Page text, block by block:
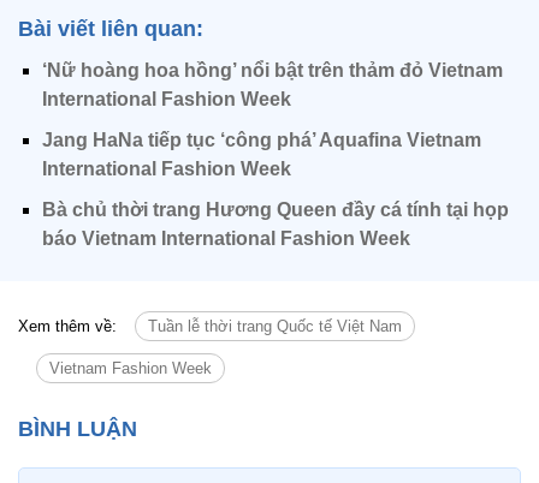
Bài viết liên quan:
‘Nữ hoàng hoa hồng’ nổi bật trên thảm đỏ Vietnam
International Fashion Week
Jang HaNa tiếp tục ‘công phá’ Aquafina Vietnam
International Fashion Week
Bà chủ thời trang Hương Queen đầy cá tính tại họp
báo Vietnam International Fashion Week
Xem thêm về: Tuần lễ thời trang Quốc tế Việt Nam
Vietnam Fashion Week